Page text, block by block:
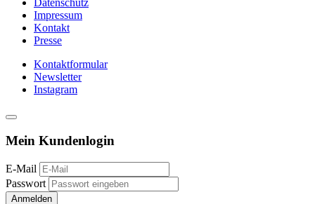
Datenschutz
Impressum
Kontakt
Presse
Kontaktformular
Newsletter
Instagram
Mein Kundenlogin
E-Mail
Passwort
Anmelden